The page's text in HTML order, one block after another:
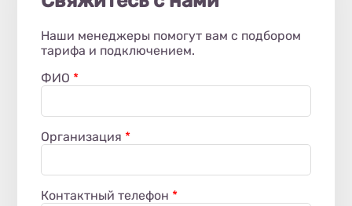
Наши менеджеры помогут вам с подбором
тарифа и подключением.
ФИО *
Организация *
Контактный телефон *